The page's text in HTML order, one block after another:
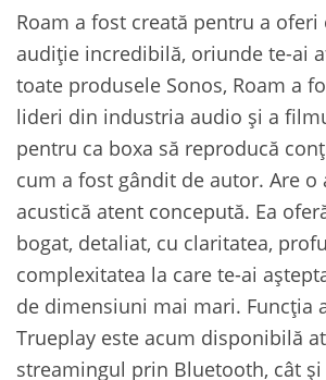
Roam a fost creată pentru a
audiție incredibilă, oriunde te-ai
toate produsele Sonos, Roam a
lideri din industria audio și a
pentru ca boxa să reproducă
cum a fost gândit de autor. Are o
acustică atent concepută. Ea
bogat, detaliat, cu claritatea,
complexitatea la care te-ai
de dimensiuni mai mari. Funcția
Trueplay este acum disponibilă
streamingul prin Bluetooth, cât și